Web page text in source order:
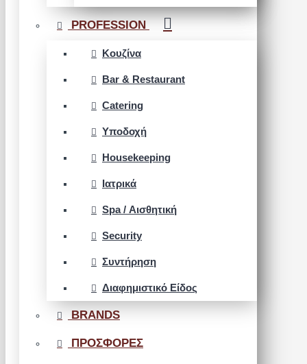
PROFESSION
Κουζίνα
Bar & Restaurant
Catering
Υποδοχή
Housekeeping
Ιατρικά
Spa / Αισθητική
Security
Συντήρηση
Διαφημιστικό Είδος
BRANDS
ΠΡΟΣΦΟΡΕΣ